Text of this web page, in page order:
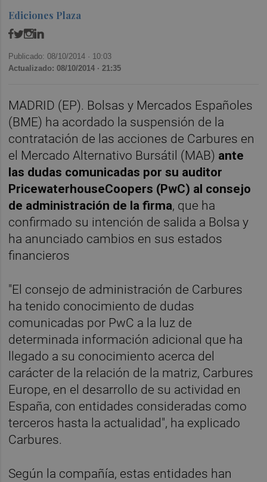
Ediciones Plaza
Publicado: 08/10/2014 · 10:03
Actualizado: 08/10/2014 · 21:35
MADRID (EP). Bolsas y Mercados Españoles
(BME) ha acordado la suspensión de la
contratación de las acciones de Carbures en
el Mercado Alternativo Bursátil (MAB) ante
las dudas comunicadas por su auditor
PricewaterhouseCoopers (PwC) al consejo
de administración de la firma, que ha
confirmado su intención de salida a Bolsa y
ha anunciado cambios en sus estados
financieros
"El consejo de administración de Carbures
ha tenido conocimiento de dudas
comunicadas por PwC a la luz de
determinada información adicional que ha
llegado a su conocimiento acerca del
carácter de la relación de la matriz, Carbures
Europe, en el desarrollo de su actividad en
España, con entidades consideradas como
terceros hasta la actualidad", ha explicado
Carbures.
Según la compañía, estas entidades han